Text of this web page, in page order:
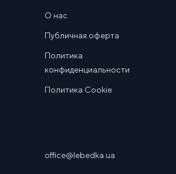
О нас
Публичная оферта
Политика
конфиденциальности
Политика Cookie
office@lebedka.ua